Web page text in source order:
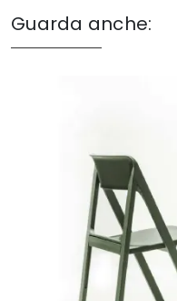
Guarda anche: